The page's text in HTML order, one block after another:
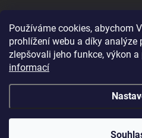
Používáme cookies, abychom
prohlížení webu a díky analýze
zlepšovali jeho funkce, výkon
informací
B2B shop pro